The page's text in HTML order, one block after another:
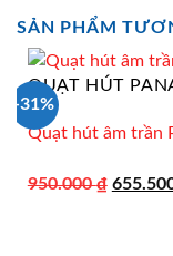
SẢN PHẨM
-31%
QUẠT HÚT
Quạt hút âm trần
950.000₫ Giá